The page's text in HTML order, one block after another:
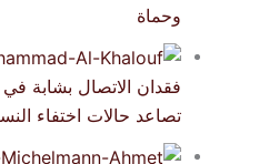
وحماة
فقدان الاتصال
تصاعد حالات اختفاء